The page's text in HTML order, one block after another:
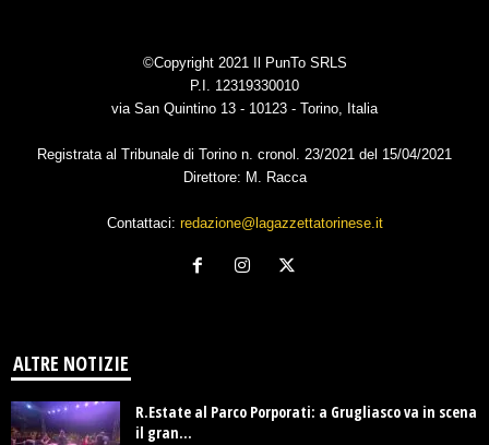
©Copyright 2021 Il PunTo SRLS
P.I. 12319330010
via San Quintino 13 - 10123 - Torino, Italia
Registrata al Tribunale di Torino n. cronol. 23/2021 del 15/04/2021
Direttore: M. Racca
Contattaci: redazione@lagazzettatorinese.it
ALTRE NOTIZIE
R.Estate al Parco Porporati: a Grugliasco va in scena
il gran...